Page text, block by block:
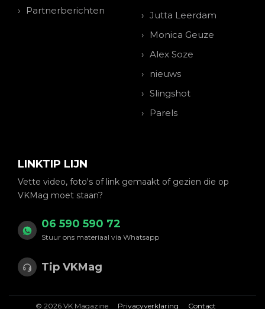
Partnerberichten
Jutta Leerdam
Monica Geuze
Alex Soze
nieuws
Slingshot
Parels
LINKTIP LIJN
Vette video, foto's of link gemaakt of gezien die op
VKMag moet staan?
06 590 590 72
Stuur ons materiaal via Whatsapp
Tip VKMag
© 2026 VK Magazine Privacyverklaring Contact